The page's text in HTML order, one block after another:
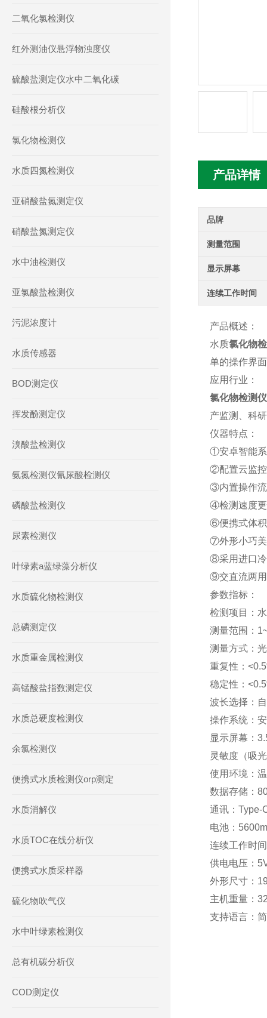
产品详情
品牌
测量范围
显示屏幕
连续工作时间
产品概述：
水质氯化物
单的操作界
应用行业：
氯化物检测仪
产监测、科
仪器特点：
①安卓智能系
②配置云监控
③内置操作流
④检测速度
⑥便携式体积
⑦外形小巧美
⑧采用进口冷
⑨交直流两用
参数指标：
检测项目：
测量范围：
测量方式：
重复性：
稳定性：
波长选择：
操作系统：
显示屏幕：
灵敏度（吸
使用环境：
数据存储：
通讯：Type-
电池：
连续工作时
供电电压：
外形尺寸：
主机重量：
支持语言：
二氧化氯检测仪
红外测油仪悬浮物浊度仪
硫酸盐测定仪水中二氧化碳
硅酸根分析仪
氯化物检测仪
水质四氮检测仪
亚硝酸盐氮测定仪
硝酸盐氮测定仪
水中油检测仪
亚氯酸盐检测仪
污泥浓度计
水质传感器
BOD测定仪
挥发酚测定仪
溴酸盐检测仪
氨氮检测仪氰尿酸检测仪
磷酸盐检测仪
尿素检测仪
叶绿素a蓝绿藻分析仪
水质硫化物检测仪
总磷测定仪
水质重金属检测仪
高锰酸盐指数测定仪
水质总硬度检测仪
余氯检测仪
便携式水质检测仪orp测定
水质消解仪
水质TOC在线分析仪
便携式水质采样器
硫化物吹气仪
水中叶绿素检测仪
总有机碳分析仪
COD测定仪